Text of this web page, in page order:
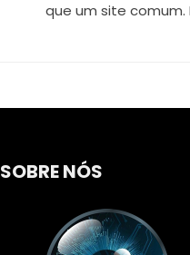
que um site comum.
SOBRE NÓS